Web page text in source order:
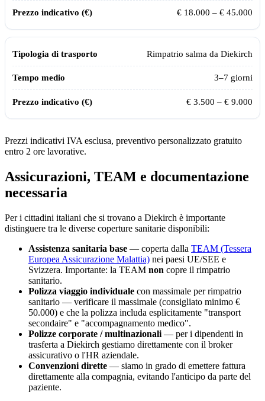
€ 18.000 – € 45.000
Rimpatrio salma da Diekirch
3–7 giorni
€ 3.500 – € 9.000
Prezzi indicativi IVA esclusa, preventivo personalizzato gratuito
entro 2 ore lavorative.
Assicurazioni, TEAM e documentazione
necessaria
Per i cittadini italiani che si trovano a Diekirch è importante
distinguere tra le diverse coperture sanitarie disponibili:
Assistenza sanitaria base — coperta dalla TEAM (Tessera
Europea Assicurazione Malattia) nei paesi UE/SEE e
Svizzera. Importante: la TEAM non copre il rimpatrio
sanitario.
Polizza viaggio individuale con massimale per rimpatrio
sanitario — verificare il massimale (consigliato minimo €
50.000) e che la polizza includa esplicitamente "transport
secondaire" e "accompagnamento medico".
Polizze corporate / multinazionali — per i dipendenti in
trasferta a Diekirch gestiamo direttamente con il broker
assicurativo o l'HR aziendale.
Convenzioni dirette — siamo in grado di emettere fattura
direttamente alla compagnia, evitando l'anticipo da parte del
paziente.